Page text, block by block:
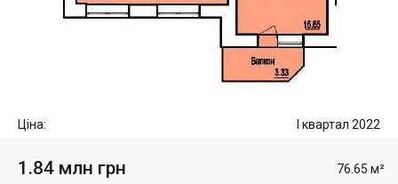
Ціна: I квартал 2022
1.84 млн грн 76.65 м²